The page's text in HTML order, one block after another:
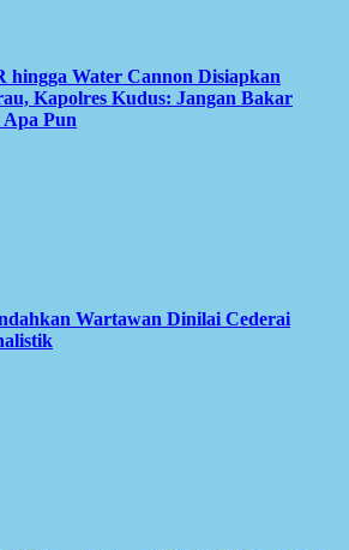
hingga Water Cannon Disiapkan
Kapolres Kudus: Jangan Bakar
Apa Pun
Wartawan Dinilai Cederai